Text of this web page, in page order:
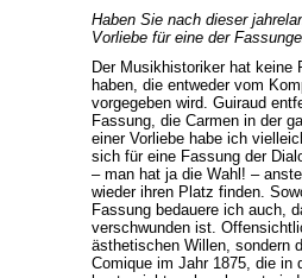
Haben Sie nach dieser
Vorliebe für eine der
Der Musikhistoriker hat keine
haben, die entweder vom
vorgegeben wird. Guiraud
Fassung, die Carmen in der
einer Vorliebe habe ich
sich für eine Fassung der
– man hat ja die Wahl! –
wieder ihren Platz finden.
Fassung bedauere ich auch,
verschwunden ist.
ästhetischen Willen, sondern
Comique im Jahr 1875, die in